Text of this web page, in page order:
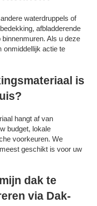
waterdruppels of
afbladderende
Als u deze
onmiddellijk actie te
is
hangt af van
budget, lokale
voorkeuren. We
geschikt is voor uw
dak te
via Dak-